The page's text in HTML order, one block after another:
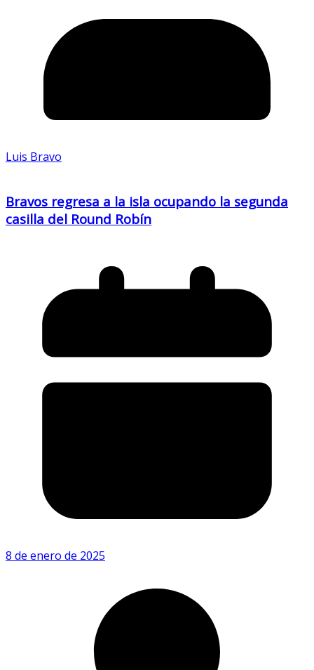
Luis Bravo
Bravos regresa a la isla ocupando la segunda
casilla del Round Robín
8 de enero de 2025